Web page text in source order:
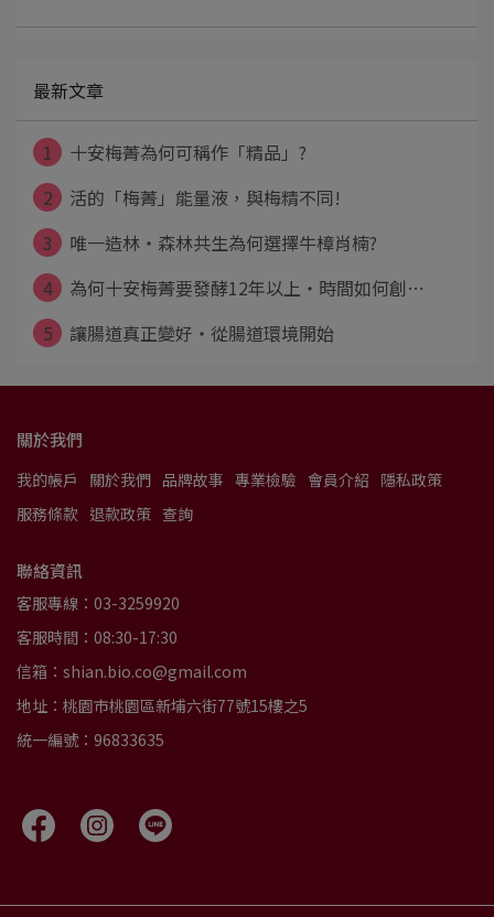
最新文章
1
十安梅菁為何可稱作「精品」?
2
活的「梅菁」能量液，與梅精不同!
3
唯一造林・森林共生為何選擇牛樟肖楠?
4
為何十安梅菁要發酵12年以上・時間如何創⋯
5
讓腸道真正變好・從腸道環境開始
關於我們
我的帳戶 關於我們 品牌故事 專業檢驗 會員介紹 隱私政策
服務條款 退款政策 查詢
聯絡資訊
客服專線：03-3259920
客服時間：08:30-17:30
信箱：shian.bio.co@gmail.com
地址：桃園市桃園區新埔六街77號15樓之5
統一編號：96833635